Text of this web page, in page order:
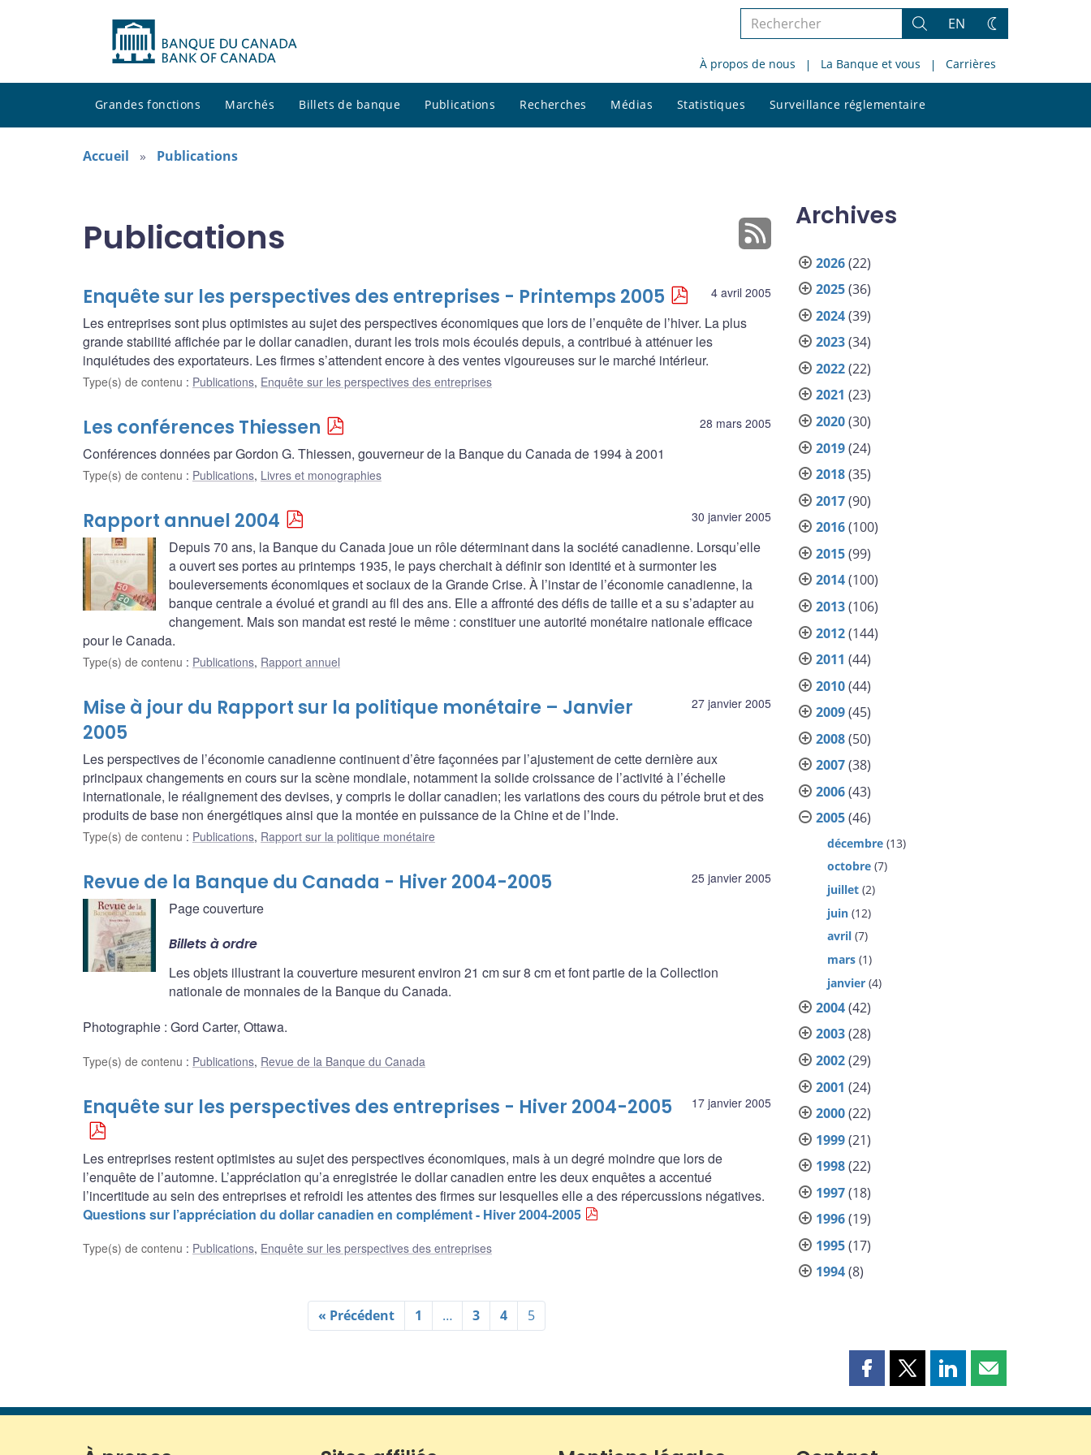
Rechercher
le
site
Rechercher
EN
Changez
thème
À propos de nous La Banque et vous Carrières
Grandes fonctions Marchés Billets de banque Publications Recherches Médias Statistiques Surveillance réglementaire
le
Accueil Publications
Publications
4 avril 2005
Enquête sur les perspectives des entreprises - Printemps 2005
Les entreprises sont plus optimistes au sujet des perspectives économiques que lors de l’enquête de l’hiver. La plus
grande stabilité affichée par le dollar canadien, durant les trois mois écoulés depuis, a contribué à atténuer les
inquiétudes des exportateurs. Les firmes s’attendent encore à des ventes vigoureuses sur le marché intérieur.
Type(s) de contenu : Publications, Enquête sur les perspectives des entreprises
28 mars 2005
Les conférences Thiessen
Conférences données par Gordon G. Thiessen, gouverneur de la Banque du Canada de 1994 à 2001
Type(s) de contenu : Publications, Livres et monographies
30 janvier 2005
Rapport annuel 2004
Depuis 70 ans, la Banque du Canada joue un rôle déterminant dans la société canadienne. Lorsqu’elle
a ouvert ses portes au printemps 1935, le pays cherchait à définir son identité et à surmonter les
bouleversements économiques et sociaux de la Grande Crise. À l’instar de l’économie canadienne, la
banque centrale a évolué et grandi au fil des ans. Elle a affronté des défis de taille et a su s’adapter au
changement. Mais son mandat est resté le même : constituer une autorité monétaire nationale efficace
pour le Canada.
Type(s) de contenu : Publications, Rapport annuel
27 janvier 2005
Mise à jour du Rapport sur la politique monétaire – Janvier
2005
Les perspectives de l’économie canadienne continuent d’être façonnées par l’ajustement de cette dernière aux
principaux changements en cours sur la scène mondiale, notamment la solide croissance de l’activité à l’échelle
internationale, le réalignement des devises, y compris le dollar canadien; les variations des cours du pétrole brut et des
produits de base non énergétiques ainsi que la montée en puissance de la Chine et de l’Inde.
Type(s) de contenu : Publications, Rapport sur la politique monétaire
25 janvier 2005
Revue de la Banque du Canada - Hiver 2004-2005
Page couverture
Billets à ordre
Les objets illustrant la couverture mesurent environ 21 cm sur 8 cm et font partie de la Collection
nationale de monnaies de la Banque du Canada.
Photographie : Gord Carter, Ottawa.
Type(s) de contenu : Publications, Revue de la Banque du Canada
17 janvier 2005
Enquête sur les perspectives des entreprises - Hiver 2004-2005
Les entreprises restent optimistes au sujet des perspectives économiques, mais à un degré moindre que lors de
l’enquête de l’automne. L’appréciation qu’a enregistrée le dollar canadien entre les deux enquêtes a accentué
l’incertitude au sein des entreprises et refroidi les attentes des firmes sur lesquelles elle a des répercussions négatives.
Questions sur l’appréciation du dollar canadien en complément - Hiver 2004-2005
Type(s) de contenu : Publications, Enquête sur les perspectives des entreprises
« Précédent 1 … 3 4 5
Archives
2026(22)
2025(36)
2024(39)
2023(34)
2022(22)
2021 (23)
2020(30)
2019(24)
2018(35)
2017(90)
2016(100)
2015(99)
2014(100)
2013(106)
2012(144)
2011 (44)
2010(44)
2009(45)
2008(50)
2007(38)
2006(43)
2005(46)
décembre (13)
octobre (7)
juillet (2)
juin (12)
avril (7)
mars (1)
janvier (4)
2004(42)
2003(28)
2002(29)
2001 (24)
2000(22)
1999(21)
1998(22)
1997(18)
1996(19)
1995(17)
1994(8)
Partager
page
Facebook
Partager
page
Partager
page
Partager
page